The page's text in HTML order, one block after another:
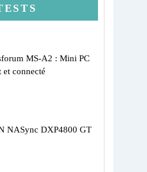
MS-A2 : Mini PC
et connecté
NASync DXP4800 GT